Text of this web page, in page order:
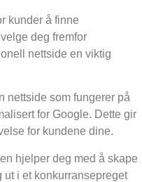
kunder å finne
deg fremfor
nettside en viktig
nettside som fungerer på
for Google. Dette gir
for kundene dine.
hjelper deg med å skape
ut i et konkurransepreget